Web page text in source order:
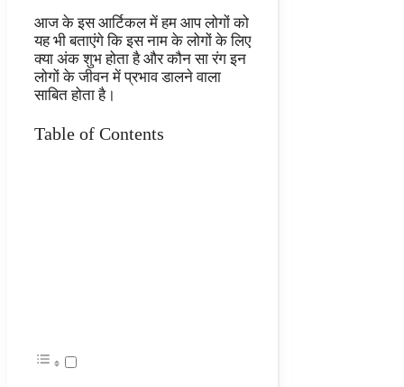
आज के इस आर्टिकल में हम आप लोगों को
यह भी बताएंगे कि इस नाम के लोगों के लिए
क्या अंक शुभ होता है और कौन सा रंग इन
लोगों के जीवन में प्रभाव डालने वाला
साबित होता है।
Table of Contents